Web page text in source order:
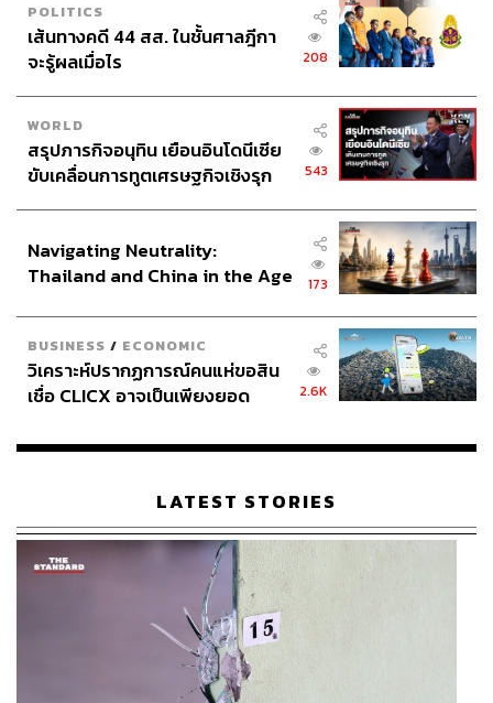
POLITICS
เส้นทางคดี 44 สส. ในชั้นศาลฎีกา
จะรู้ผลเมื่อไร
208
WORLD
สรุปภารกิจอนุทิน เยือนอินโดนีเซีย
ขับเคลื่อนการทูตเศรษฐกิจเชิงรุก
543
Navigating Neutrality:
Thailand and China in the Age
173
BUSINESS / ECONOMIC
วิเคราะห์ปรากฏการณ์คนแห่ขอสิน
เชื่อ CLICX อาจเป็นเพียงยอด
เรือนไทยที่ถูกซุกไว้
2.6K
LATEST STORIES